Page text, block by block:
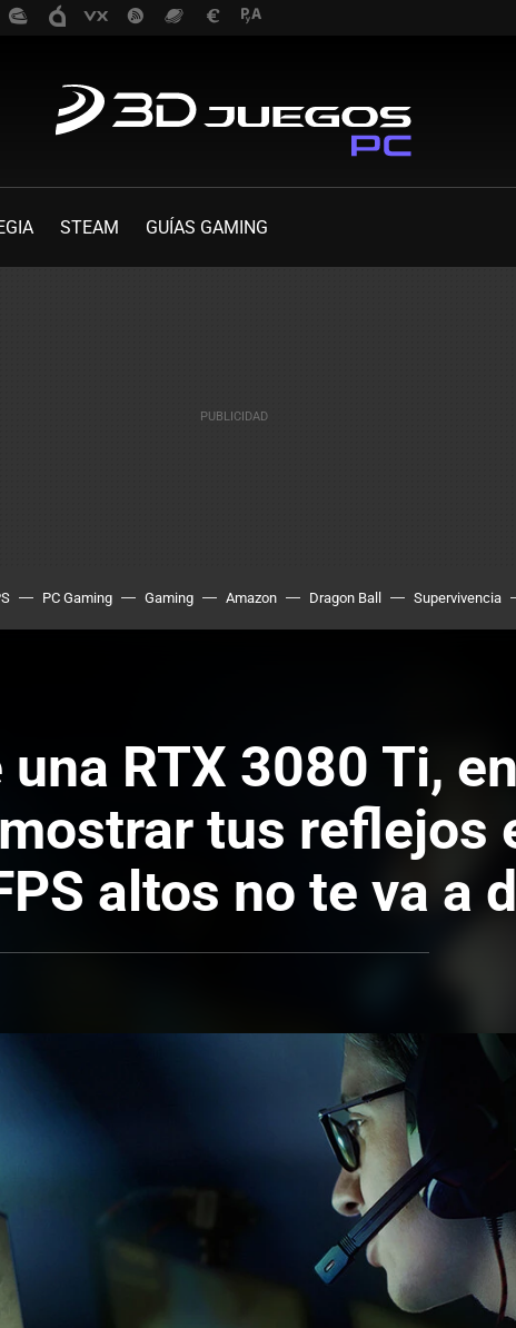
STEAM GUÍAS GAMING
PC Gaming Gaming Amazon Dragon Ball Supervivencia
RTX 3080 Ti,
tus reflejos
altos no te va a